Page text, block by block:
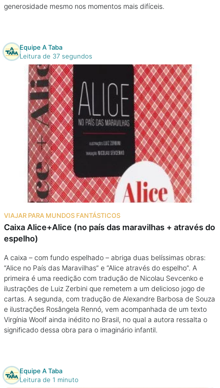
generosidade mesmo nos momentos mais difíceis.
Equipe A Taba
Leitura de 37 segundos
VIAJAR PARA MUNDOS FANTÁSTICOS
Caixa Alice+Alice (no país das maravilhas + através do
espelho)
A caixa – com fundo espelhado – abriga duas belíssimas obras:
“Alice no País das Maravilhas” e “Alice através do espelho”. A
primeira é uma reedição com tradução de Nicolau Sevcenko e
ilustrações de Luiz Zerbini que remetem a um delicioso jogo de
cartas. A segunda, com tradução de Alexandre Barbosa de Souza
e ilustrações Rosângela Rennó, vem acompanhada de um texto
Virgínia Woolf ainda inédito no Brasil, no qual a autora ressalta o
significado dessa obra para o imaginário infantil.
Equipe A Taba
Leitura de 1 minuto